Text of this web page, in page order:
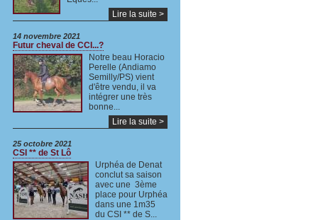
Lire la suite >
14 novembre 2021
Futur cheval de CCI...?
Notre beau Horacio
Perelle (Andiamo
Semilly/PS) vient
d'être vendu, il va
intégrer une très
bonne...
Lire la suite >
25 octobre 2021
CSI ** de St Lô
Urphéa de Denat
conclut sa saison
avec une 3ème
place pour Urphéa
dans une 1m35
du CSI ** de S...